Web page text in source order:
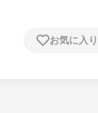
お気に入り